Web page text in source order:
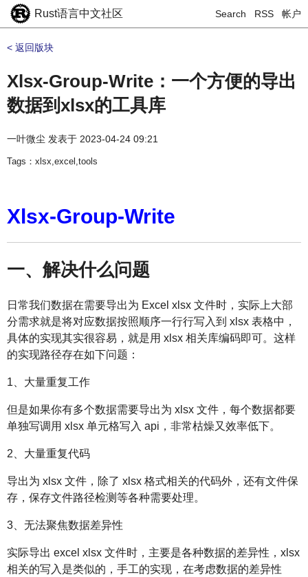
Rust语言中文社区 Search RSS 帐户
< 返回版块
Xlsx-Group-Write：一个方便的导出
数据到xlsx的工具库
一叶微尘 发表于 2023-04-24 09:21
Tags：xlsx,excel,tools
Xlsx-Group-Write
一、解决什么问题
日常我们数据在需要导出为 Excel xlsx 文件时，实际上大部
分需求就是将对应数据按照顺序一行行写入到 xlsx 表格中，
具体的实现其实很容易，就是用 xlsx 相关库编码即可。这样
的实现路径存在如下问题：
1、大量重复工作
但是如果你有多个数据需要导出为 xlsx 文件，每个数据都要
单独写调用 xlsx 单元格写入 api，非常枯燥又效率低下。
2、大量重复代码
导出为 xlsx 文件，除了 xlsx 格式相关的代码外，还有文件保
存，保存文件路径检测等各种需要处理。
3、无法聚焦数据差异性
实际导出 excel xlsx 文件时，主要是各种数据的差异性，xlsx
相关的写入是类似的，手工的实现，在考虑数据的差异性